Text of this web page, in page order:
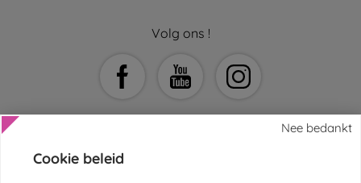
Volg ons !
Nee bedankt
Cookie beleid